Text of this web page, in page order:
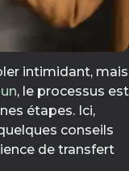
intimidant, mais
, le processus est
étapes. Ici,
conseils
de transfert